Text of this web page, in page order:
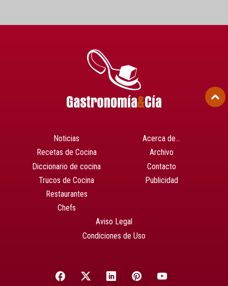
Noticias
Recetas de Cocina
Diccionario de cocina
Trucos de Cocina
Restaurantes
Chefs
Acerca de…
Archivo
Contacto
Publicidad
Aviso Legal
Condiciones de Uso